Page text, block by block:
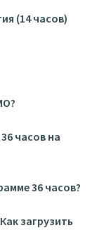
(14 часов)
часов на
36 часов?
загрузить